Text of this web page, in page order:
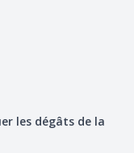
les dégâts de la